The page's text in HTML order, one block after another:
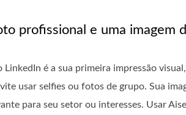
profissional e uma imagem
é a sua primeira impressão
usar selfies ou fotos de grupo. Sua
para seu setor ou interesses. Usar